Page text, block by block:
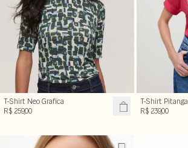
T-Shirt Neo Grafica
R$ 259,00
T-Shirt Pitanga
R$ 239,00